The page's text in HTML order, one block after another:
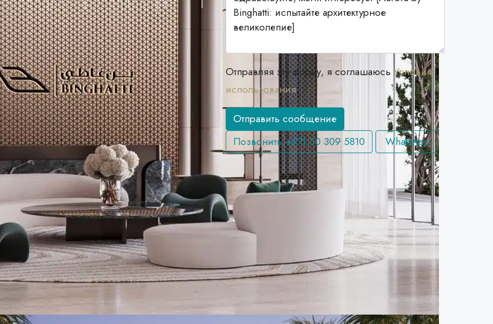
Отправляя эту форму, я соглашаюсь Условия
использования
Отправить сообщение
Позвонить +971 50 309 5810 WhatsApp